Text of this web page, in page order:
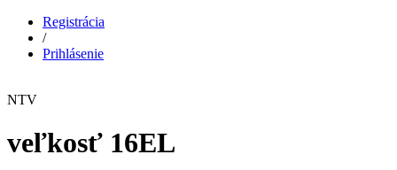
Registrácia
/
Prihlásenie
NTV
veľkosť 16EL